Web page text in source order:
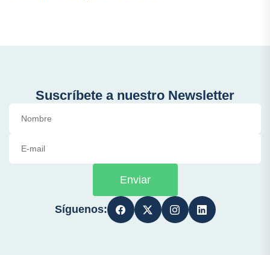
Suscríbete a nuestro Newsletter
Enviar
Síguenos: